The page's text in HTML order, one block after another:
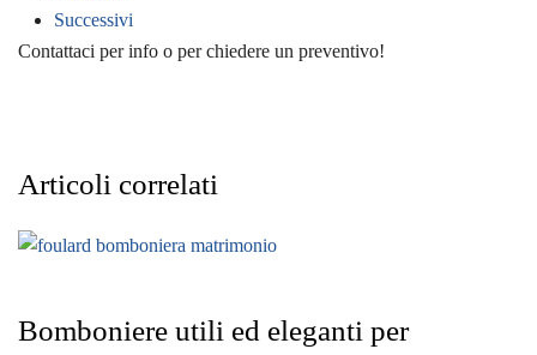
Successivi
Contattaci per info o per chiedere un preventivo!
Articoli correlati
Bomboniere utili ed eleganti per